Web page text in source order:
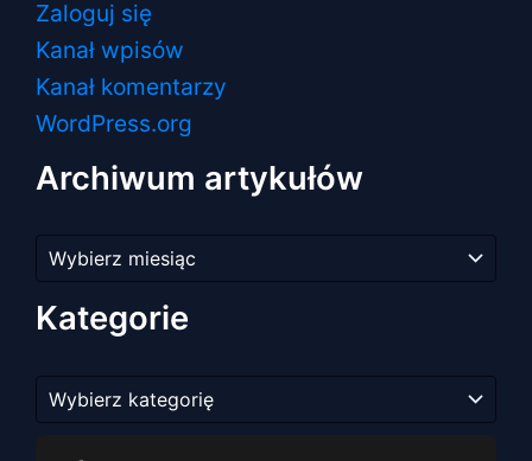
Zaloguj się
Kanał wpisów
Kanał komentarzy
WordPress.org
Archiwum artykułów
artykułów
Kategorie